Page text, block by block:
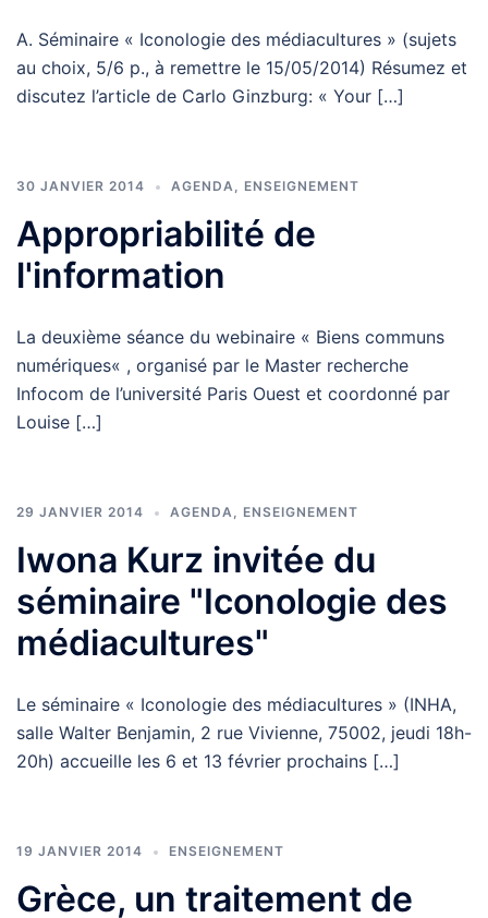
A. Séminaire « Iconologie des médiacultures » (sujets
au choix, 5/6 p., à remettre le 15/05/2014) Résumez et
discutez l’article de Carlo Ginzburg: « Your […]
30 JANVIER 2014 AGENDA, ENSEIGNEMENT
Appropriabilité de
l'information
La deuxième séance du webinaire « Biens communs
numériques« , organisé par le Master recherche
Infocom de l’université Paris Ouest et coordonné par
Louise […]
29 JANVIER 2014 AGENDA, ENSEIGNEMENT
Iwona Kurz invitée du
séminaire "Iconologie des
médiacultures"
Le séminaire « Iconologie des médiacultures » (INHA,
salle Walter Benjamin, 2 rue Vivienne, 75002, jeudi 18h-
20h) accueille les 6 et 13 février prochains […]
19 JANVIER 2014 ENSEIGNEMENT
Grèce, un traitement de